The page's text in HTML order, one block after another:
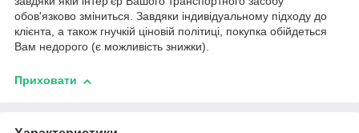
обов'язково зміниться. Завдяки індивідуальному підходу до
клієнта, а також гнучкій ціновій політиці, покупка обійдеться
Вам недорого (є можливість знижки).
Приховати